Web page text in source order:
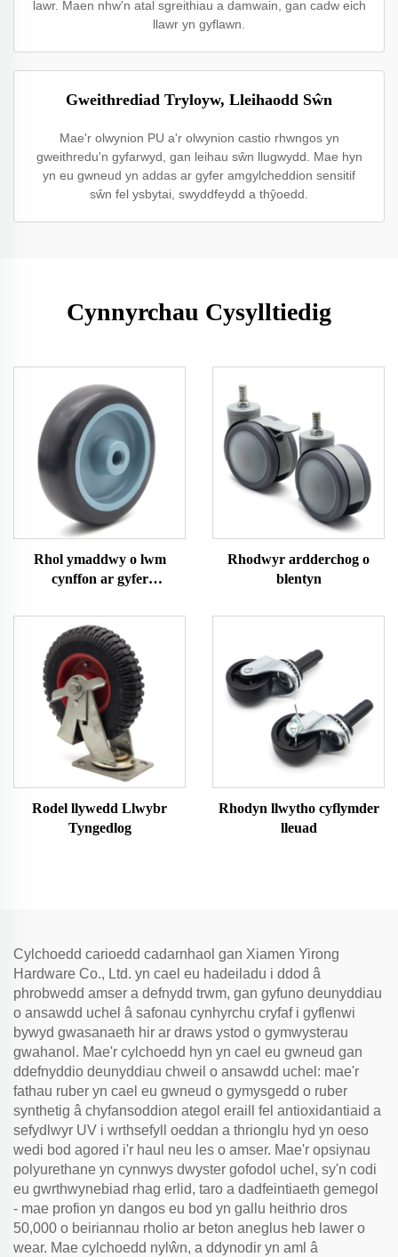
lawr. Maen nhw'n atal sgreithiau a damwain, gan cadw eich
llawr yn gyflawn.
Gweithrediad Tryloyw, Lleihaodd Sŵn
Mae'r olwynion PU a'r olwynion castio rhwngos yn
gweithredu'n gyfarwyd, gan leihau sŵn llugwydd. Mae hyn
yn eu gwneud yn addas ar gyfer amgylcheddion sensitif
sŵn fel ysbytai, swyddfeydd a thŷoedd.
Cynnyrchau Cysylltiedig
Rhol ymaddwy o lwm
cynffon ar gyfer
Rhodwyr ardderchog o
blentyn
Rodel llywedd Llwybr
Tyngedlog
Rhodyn llwytho cyflymder
lleuad
Cylchoedd carioedd cadarnhaol gan Xiamen Yirong
Hardware Co., Ltd. yn cael eu hadeiladu i ddod â
phrobwedd amser a defnydd trwm, gan gyfuno deunyddiau
o ansawdd uchel â safonau cynhyrchu cryfaf i gyflenwi
bywyd gwasanaeth hir ar draws ystod o gymwysterau
gwahanol. Mae'r cylchoedd hyn yn cael eu gwneud gan
ddefnyddio deunyddiau chweil o ansawdd uchel: mae'r
fathau ruber yn cael eu gwneud o gymysgedd o ruber
synthetig â chyfansoddion ategol eraill fel antioxidantiaid a
sefydlwyr UV i wrthsefyll oeddan a thrionglu hyd yn oeso
wedi bod agored i'r haul neu les o amser. Mae'r opsiynau
polyurethane yn cynnwys dwyster gofodol uchel, sy'n codi
eu gwrthwynebiad rhag erlid, taro a dadfeintiaeth gemegol
- mae profion yn dangos eu bod yn gallu heithrio dros
50,000 o beiriannau rholio ar beton aneglus heb lawer o
wear. Mae cylchoedd nylŵn, a ddynodir yn aml â